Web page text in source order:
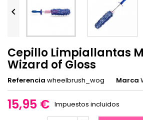

Cepillo Limpiallantas
Wizard of Gloss
Referencia wheelbrush_wog Marca
15,95 € Impuestos incluidos